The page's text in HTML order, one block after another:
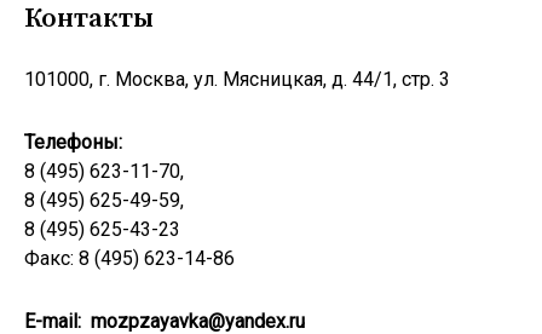
Контакты
101000, г. Москва, ул. Мясницкая, д. 44/1, стр. 3
Телефоны:
8 (495) 623-11-70,
8 (495) 625-49-59,
8 (495) 625-43-23
Факс: 8 (495) 623-14-86
E-mail: mozpzayavka@yandex.ru